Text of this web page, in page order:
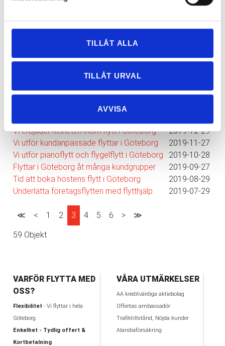
TILLÅT ALLA
TILLÅT URVAL
AVVISA
Nyhetsarkiv
Tips inför din flytt i Göteborg
2020-03-23
Bra att boka vårens flytt i Göteborg i tid
Vi erbjuder helheten inom flytt i Göteborg
2019-12-29
Vi utför kundanpassade flyttar i Göteborg
2019-11-27
Vi utför pianoflytt och flygelflytt i Göteborg
2019-10-28
Flyttar i Göteborg åt många kundgrupper
2019-09-27
Tid att boka höstens flytt i Göteborg
2019-08-29
Underlätta företagsflytten med flytthjälp
2019-07-29
≪ < 1 2 3 4 5 6 > ≫
59 Objekt
VARFÖR FLYTTA MED
OSS?
Flexibilitet - Vi flyttar i hela
Göteborg
Enkelhet - Tydlig offert &
Kortbetalning
VÅRA UTMÄRKELSER
AA kreditvärdiga aktiebolag
Offertas ambassadör
Trafiktillstånd, Nöjda kunder
Alandiaförsäkring